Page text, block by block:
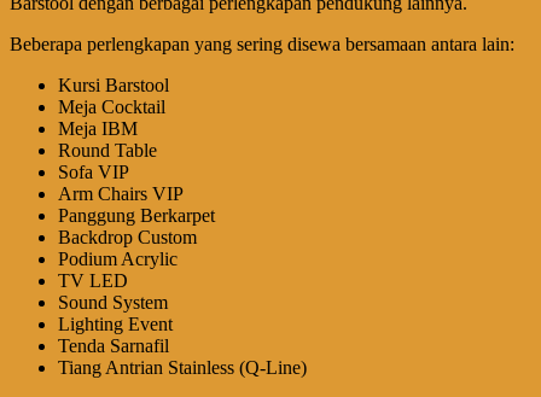
Beberapa perlengkapan yang sering disewa bersamaan antara lain:
Kursi Barstool
Meja Cocktail
Meja IBM
Round Table
Sofa VIP
Arm Chairs VIP
Panggung Berkarpet
Backdrop Custom
Podium Acrylic
TV LED
Sound System
Lighting Event
Tenda Sarnafil
Tiang Antrian Stainless (Q-Line)